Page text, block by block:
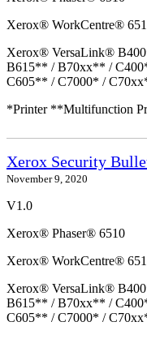
Xerox® WorkCentre®
Xerox® VersaLink®
B615** / B70xx** /
C605** / C7000* /
*Printer **Multifunction
Xerox Security
November 9, 2020
V1.0
Xerox® Phaser® 6510
Xerox® WorkCentre®
Xerox® VersaLink®
B615** / B70xx** /
C605** / C7000* /